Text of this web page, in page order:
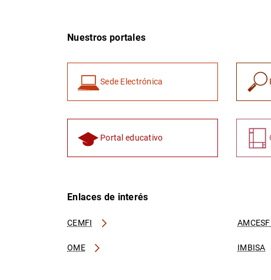
Nuestros portales
Sede Electrónica
Portal educativo
Enlaces de interés
CEMFI
OME IMBISA